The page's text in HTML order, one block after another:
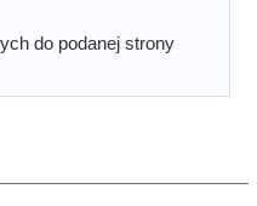
do podanej strony